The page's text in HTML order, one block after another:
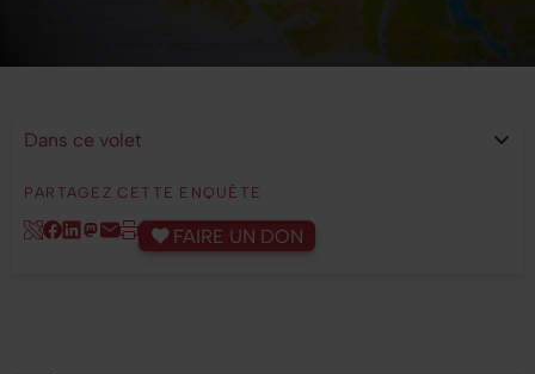
Dans ce volet
PARTAGEZ CETTE ENQUÊTE
FAIRE UN DON